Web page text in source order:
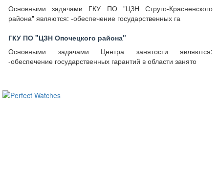
Основными задачами ГКУ ПО "ЦЗН Струго-Красненского
района" являются: -обеспечение государственных га
ГКУ ПО "ЦЗН Опочецкого района"
Основными задачами Центра занятости являются:
-обеспечение государственных гарантий в области занято